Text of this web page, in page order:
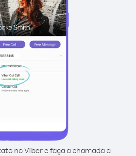
no Viber e faça a chamada a